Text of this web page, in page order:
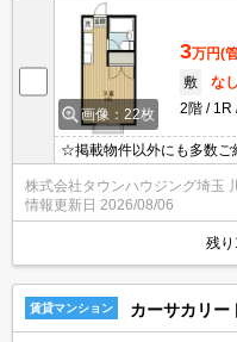
画像：22枚
3万円(
敷
なし
2階
1R
☆掲載物件以外にも多数ご
お探しさせて頂きます♪
株式会社タウンハウジング埼玉
情報更新日 2026/08/06
残り
賃貸マンション カーサカリー